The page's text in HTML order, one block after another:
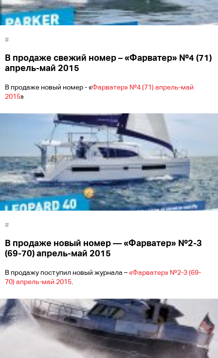
#
В продаже свежий номер – «Фарватер» №4 (71)
апрель-май 2015
В продаже новый номер - «Фарватер» №4 (71) апрель-май
2015»
#
В продаже новый номер — «Фарватер» №2-3
(69-70) апрель-май 2015
В продажу поступил новый журнала –«Фарватер» №2-3 (69-
70) апрель-май 2015